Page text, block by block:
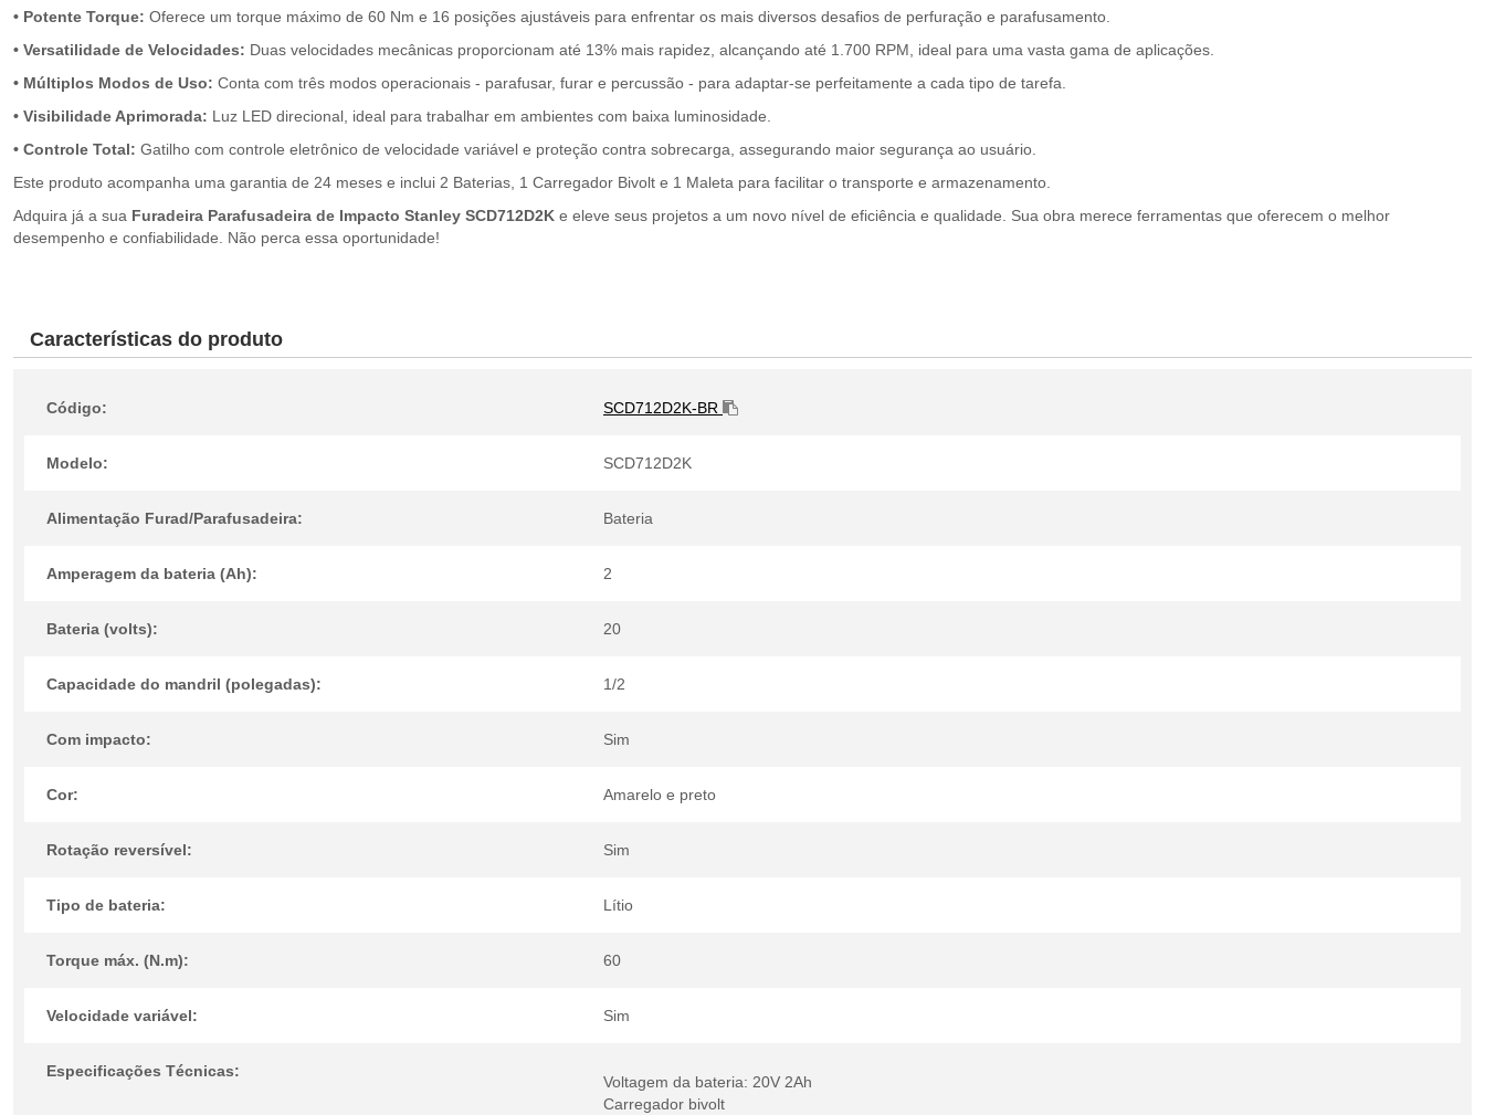
• Potente Torque: Oferece um torque máximo de 60 Nm e 16 posições ajustáveis para enfrentar os mais diversos desafios de perfuração e parafusamento.
• Versatilidade de Velocidades: Duas velocidades mecânicas proporcionam até 13% mais rapidez, alcançando até 1.700 RPM, ideal para uma vasta gama de aplicações.
• Múltiplos Modos de Uso: Conta com três modos operacionais - parafusar, furar e percussão - para adaptar-se perfeitamente a cada tipo de tarefa.
• Visibilidade Aprimorada: Luz LED direcional, ideal para trabalhar em ambientes com baixa luminosidade.
• Controle Total: Gatilho com controle eletrônico de velocidade variável e proteção contra sobrecarga, assegurando maior segurança ao usuário.
Este produto acompanha uma garantia de 24 meses e inclui 2 Baterias, 1 Carregador Bivolt e 1 Maleta para facilitar o transporte e armazenamento.
Adquira já a sua Furadeira Parafusadeira de Impacto Stanley SCD712D2K e eleve seus projetos a um novo nível de eficiência e qualidade. Sua obra merece ferramentas que oferecem o melhor
desempenho e confiabilidade. Não perca essa oportunidade!
Características do produto
Código: SCD712D2K-BR
Modelo: SCD712D2K
Alimentação Furad/Parafusadeira: Bateria
Amperagem da bateria (Ah): 2
Bateria (volts): 20
Capacidade do mandril (polegadas): 1/2
Com impacto: Sim
Cor: Amarelo e preto
Rotação reversível: Sim
Tipo de bateria: Lítio
Torque máx. (N.m): 60
Velocidade variável: Sim
Especificações Técnicas:
Voltagem da bateria: 20V 2Ah
Carregador bivolt